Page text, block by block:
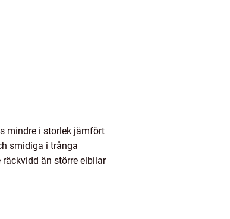
mindre i storlek jämfört
smidiga i trånga
än större elbilar